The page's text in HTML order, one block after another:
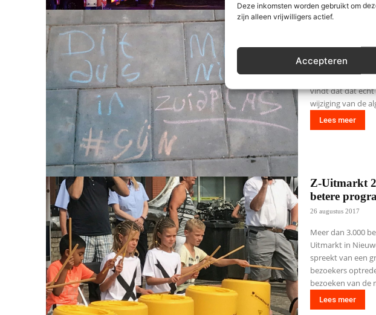
Deze inkomsten worden gebruikt om
zijn alleen vrijwilligers actief.
Accepteren
Stoepkrijten
In Zuidplas is het
stoepkrijten op
vindt dat dat echt anders moet.
wijziging van de
Lees meer
Z-Uitmarkt
betere
26 augustus 2017
Meer dan 3.000
Uitmarkt in
spreekt van een groot succes.
bezoekers
bezoeken van de
Lees meer